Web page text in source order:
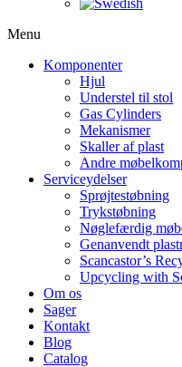
Menu
Komponenter
Hjul
Understel til stol
Gas Cylinders
Mekanismer
Skaller af plast
Andre
Serviceydelser
Sprøjtestøbning
Trykstøbning
Nøglefærdig
Genanvendt
Scancastor’s
Upcycling with
Om os
Sager
Kontakt
Blog
Catalog